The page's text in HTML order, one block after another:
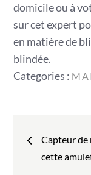
domicile ou à
sur cet expert
en matière de
blindée.
Categories
Categories :
Capteur de
cette